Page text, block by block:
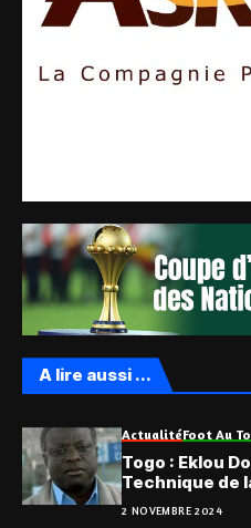
A lire aussi ...
ActualitéFoot Au
Togo : Eklou
Technique de
Football
2 NOVEMBRE 2024